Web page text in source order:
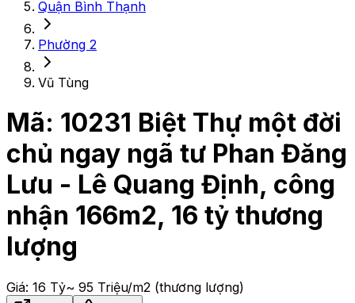
Quận Bình Thạnh
Phường 2
Vũ Tùng
Mã: 10231 Biệt Thự một đời
chủ ngay ngã tư Phan Đăng
Lưu - Lê Quang Định, công
nhận 166m2, 16 tỷ thương
lượng
Giá: 16 Tỷ~ 95 Triệu/m2 (thương lượng)